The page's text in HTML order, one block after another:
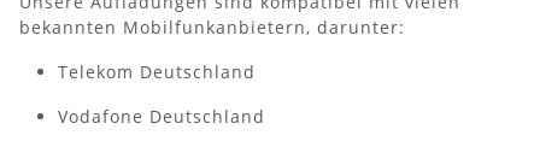
bekannten Mobilfunkanbietern, darunter:
Telekom Deutschland
Vodafone Deutschland